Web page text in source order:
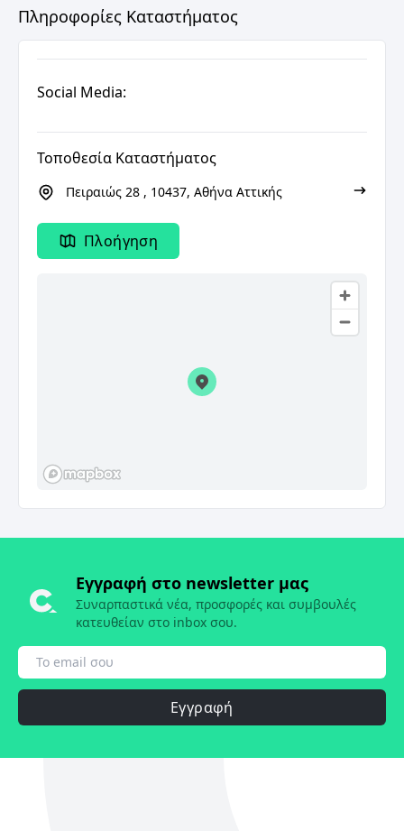
Πληροφορίες Καταστήματος
Social Media:
Τοποθεσία Καταστήματος
Πειραιώς 28 , 10437, Αθήνα Αττικής
Πλοήγηση
Εγγραφή στο newsletter μας
Συναρπαστικά νέα, προσφορές και συμβουλές
κατευθείαν στο inbox σου.
Εγγραφή